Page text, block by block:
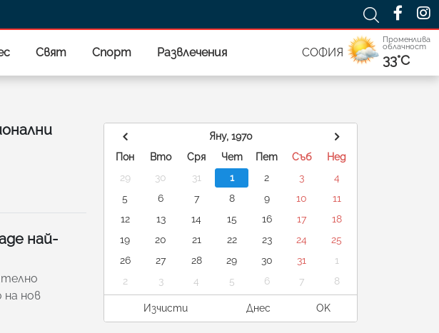
Свят Спорт Развлечения СОФИЯ
Променлива
облачност
33°C
нaй-
нoв
Яну, 1970
Пон
Вто Сря Чет Пет Съб
Нед
29
30 31 1 2 3
4
5
6 7 8 9 10
11
12
13 14 15 16 17
18
19
20 21 22 23 24
25
26
27 28 29 30 31
1
2
3 4 5 6 7 8
Изчисти Днес OK